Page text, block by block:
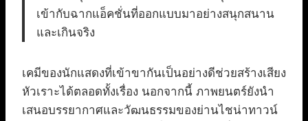
เข้ากับฉากแอ็คชั่นที่ออกแบบมาอย่างสนุกสนาน
และเกินจริง
เคมีของนักแสดงที่เข้าขากันเป็นอย่างดีช่วยสร้างเสียง
หัวเราะได้ตลอดทั้งเรื่อง นอกจากนี้ ภาพยนตร์ยังนำ
เสนอบรรยากาศและวัฒนธรรมของย่านไชน่าทาวน์